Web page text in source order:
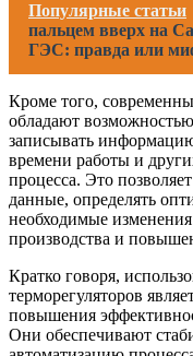
Популярные статьи
пальцем вверх на
ГЭС: правда или
Кроме того,
обладают
записывать
времени работы и
процесса. Это
данные, определять
необходимые
производства и
Кратко говоря,
терморегуляторов
повышения
Они обеспечивают